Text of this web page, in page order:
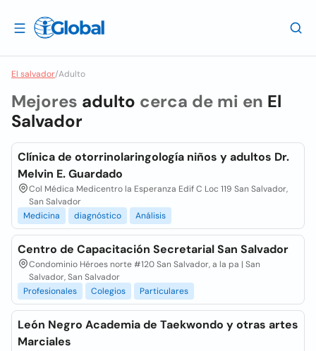
El salvador/Adulto
Mejores adulto cerca de mi en El
Salvador
Clínica de otorrinolaringología niños y adultos Dr.
Melvin E. Guardado
Col Médica Medicentro la Esperanza Edif C Loc 119 San Salvador,
San Salvador
Medicina
diagnóstico Análisis
Centro de Capacitación Secretarial San Salvador
Condominio Héroes norte #120 San Salvador, a la pa | San
Salvador, San Salvador
Profesionales
Colegios Particulares
León Negro Academia de Taekwondo y otras artes
Marciales